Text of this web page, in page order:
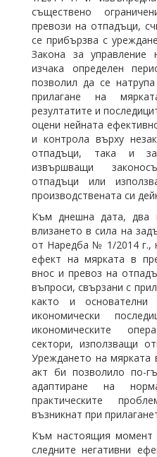
съществено
превози на отпадъци,
се прибързва с
Закона за
изчака определен
позволил да се
прилагане на
резултатите и
оцени нейната
и контрола върху
отпадъци, така и за
извършващи
отпадъци или
производствената си
Към днешна дата, два
влизането в сила на
от Наредба № 1/2014 г.,
ефект на мярката в
внос и превоз на
въпроси, свързани с
както и основателни
икономически
икономическите
сектори, използващи
Уреждането на мярката
акт би позволило по-
адаптиране на
практическите
възникнат при
Към настоящия момент
следните негативни